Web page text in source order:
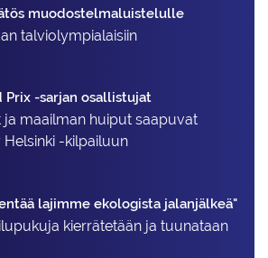
muodostelmaluistelulle
talviolympialaisiin
Prix -sarjan osallistujat
maailman huiput saapuvat
Helsinki -kilpailuun
lajimme ekologista jalanjälkeä"
kierrätetään ja tuunataan